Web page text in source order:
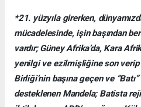
*21. yüzyıla girerken,
mücadelesinde, işin başından
vardır; Güney Afrika’da, Kara
yenilgi ve ezilmişliğine son
Birliği’nin başına geçen ve
desteklenen Mandela; Batista